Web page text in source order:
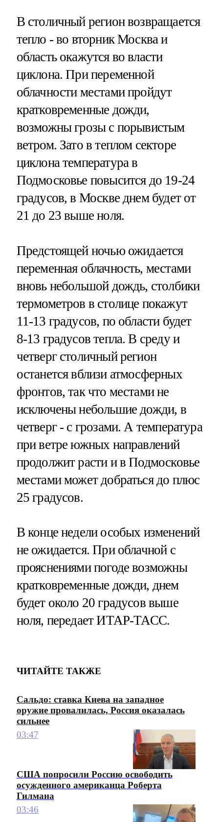
В столичный регион возвращается
тепло - во вторник Москва и
область окажутся во власти
циклона. При переменной
облачности местами пройдут
кратковременные дожди,
возможны грозы с порывистым
ветром. Зато в теплом секторе
циклона температура в
Подмосковье повысится до 19-24
градусов, в Москве днем будет от
21 до 23 выше ноля.
Предстоящей ночью ожидается
переменная облачность, местами
вновь небольшой дождь, столбики
термометров в столице покажут
11-13 градусов, по области будет
8-13 градусов тепла. В среду и
четверг столичный регион
останется вблизи атмосферных
фронтов, так что местами не
исключены небольшие дожди, в
четверг - с грозами. А температура
при ветре южных направлений
продолжит расти и в Подмосковье
местами может добраться до плюс
25 градусов.
В конце недели особых изменений
не ожидается. При облачной с
прояснениями погоде возможны
кратковременные дожди, днем
будет около 20 градусов выше
ноля, передает ИТАР-ТАСС.
ЧИТАЙТЕ ТАКЖЕ
Сальдо: ставка Киева на западное
оружие провалилась, Россия оказалась
сильнее
03:47
США попросили Россию освободить
осужденного американца Роберта
Гилмана
03:46